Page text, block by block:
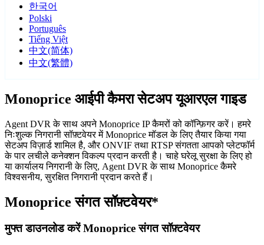
한국어
Polski
Português
Tiếng Việt
中文(简体)
中文(繁體)
Monoprice आईपी कैमरा सेटअप यूआरएल गाइड
Agent DVR के साथ अपने Monoprice IP कैमरों को कॉन्फ़िगर करें। हमरे
निःशुल्क निगरानी सॉफ़्टवेयर में Monoprice मॉडल के लिए तैयार किया गया
सेटअप विज़ार्ड शामिल है, और ONVIF तथा RTSP संगतता आपको प्लेटफॉर्म
के पार लचीले कनेक्शन विकल्प प्रदान करती है। चाहे घरेलू सुरक्षा के लिए हो
या कार्यालय निगरानी के लिए, Agent DVR के साथ Monoprice कैमरे
विश्वसनीय, सुरक्षित निगरानी प्रदान करते हैं।
Monoprice संगत सॉफ़्टवेयर*
मुफ्त डाउनलोड करें Monoprice संगत सॉफ़्टवेयर